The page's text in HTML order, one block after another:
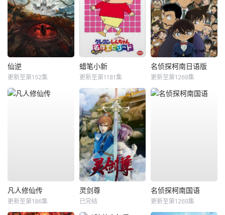
仙逆
更新至第152集
蜡笔小新
更新至第1181集
名侦探柯南日语版
更新至第1269集
凡人修仙传
更新至第186集
灵剑尊
已完结
名侦探柯南国语
更新至第1269集